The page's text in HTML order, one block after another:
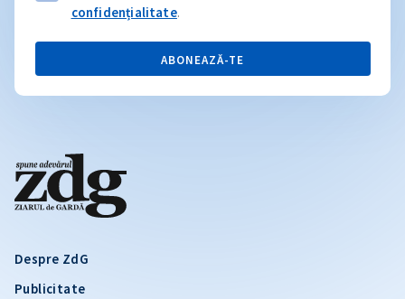
Despre ZdG
Publicitate
confidențialitate.
ABONEAZĂ-TE